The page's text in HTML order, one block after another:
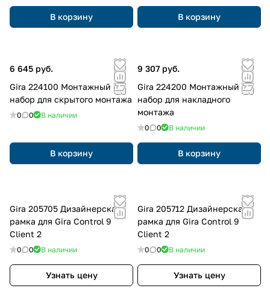
В корзину В корзину
6 645 руб.
Gira 224100 Монтажный
набор для скрытого монтажа
0 0 В наличии
В корзину
9 307 руб.
Gira 224200 Монтажный
набор для накладного
монтажа
0 0 В наличии
В корзину
Gira 205705 Дизайнерская
рамка для Gira Control 9
Client 2
0 0 В наличии
Узнать цену
Gira 205712 Дизайнерская
рамка для Gira Control 9
Client 2
0 0 В наличии
Узнать цену